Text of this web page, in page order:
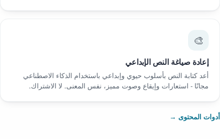
🎨
إعادة صياغة النص الإبداعي
أعد كتابة النص بأسلوب حيوي وإبداعي باستخدام الذكاء الاصطناعي
مجانًا - استعارات وإيقاع وصوت مميز، نفس المعنى. لا الاشتراك.
أدوات المحتوى →